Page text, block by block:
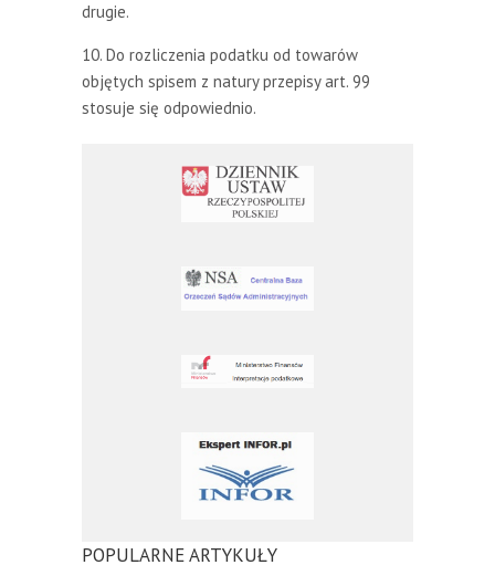
drugie.
10. Do rozliczenia podatku od towarów
objętych spisem z natury przepisy art. 99
stosuje się odpowiednio.
POPULARNE ARTYKUŁY